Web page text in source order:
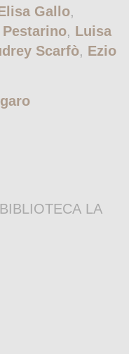
Gallo,
Pestarino, Luisa
Scarfò, Ezio
LA